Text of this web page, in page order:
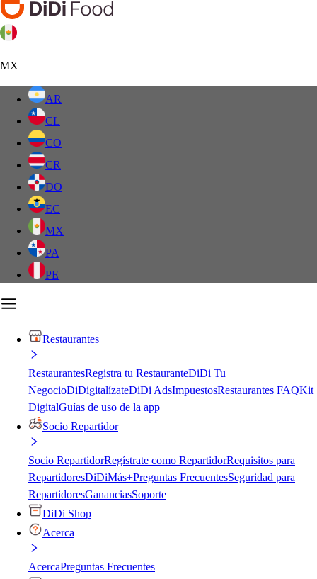
MX
AR
CL
CO
CR
DO
EC
MX
PA
PE
Restaurantes
RestaurantesRegistra tu RestauranteDiDi Tu
NegocioDiDigitalízateDiDi AdsImpuestosRestaurantes FAQKit
DigitalGuías de uso de la app
Socio Repartidor
Socio RepartidorRegístrate como RepartidorRequisitos para
RepartidoresDiDiMás+Preguntas FrecuentesSeguridad para
RepartidoresGananciasSoporte
DiDi Shop
Acerca
AcercaPreguntas Frecuentes